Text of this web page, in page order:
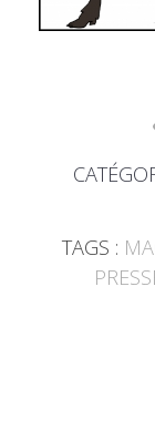
TAGS :